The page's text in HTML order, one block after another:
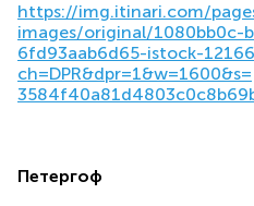
https://img.itinari.com/
images/original/1080bb0c-
6fd93aab6d65-istock-
ch=DPR&dpr=1&w=1600&s=
Петергоф